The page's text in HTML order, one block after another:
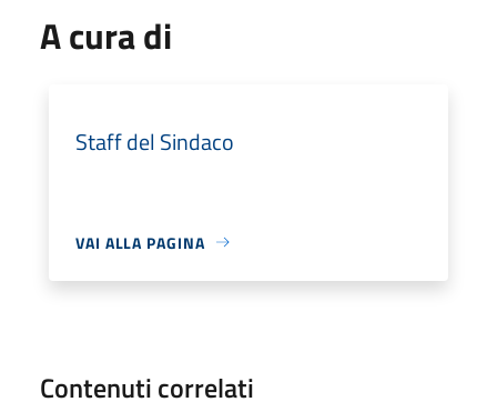
A cura di
Staff del Sindaco
VAI ALLA PAGINA
Contenuti correlati